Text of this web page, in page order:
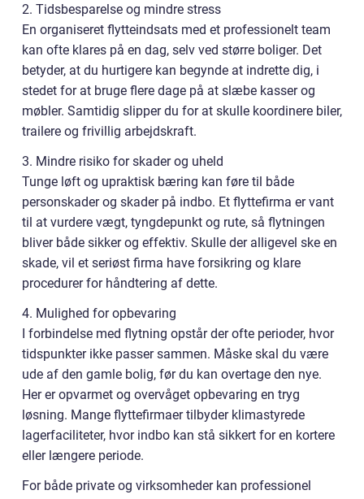
2. Tidsbesparelse og mindre stress
En organiseret flytteindsats med et professionelt team
kan ofte klares på en dag, selv ved større boliger. Det
betyder, at du hurtigere kan begynde at indrette dig, i
stedet for at bruge flere dage på at slæbe kasser og
møbler. Samtidig slipper du for at skulle koordinere biler,
trailere og frivillig arbejdskraft.
3. Mindre risiko for skader og uheld
Tunge løft og upraktisk bæring kan føre til både
personskader og skader på indbo. Et flyttefirma er vant
til at vurdere vægt, tyngdepunkt og rute, så flytningen
bliver både sikker og effektiv. Skulle der alligevel ske en
skade, vil et seriøst firma have forsikring og klare
procedurer for håndtering af dette.
4. Mulighed for opbevaring
I forbindelse med flytning opstår der ofte perioder, hvor
tidspunkter ikke passer sammen. Måske skal du være
ude af den gamle bolig, før du kan overtage den nye.
Her er opvarmet og overvåget opbevaring en tryg
løsning. Mange flyttefirmaer tilbyder klimastyrede
lagerfaciliteter, hvor indbo kan stå sikkert for en kortere
eller længere periode.
For både private og virksomheder kan professionel